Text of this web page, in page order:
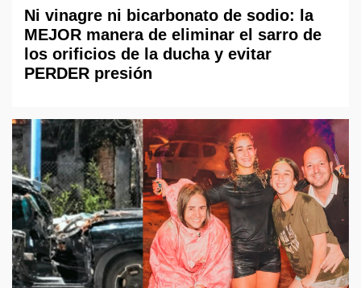
Ni vinagre ni bicarbonato de sodio: la
MEJOR manera de eliminar el sarro de
los orificios de la ducha y evitar
PERDER presión